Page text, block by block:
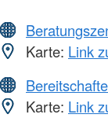
Karte: Link
Karte: Link